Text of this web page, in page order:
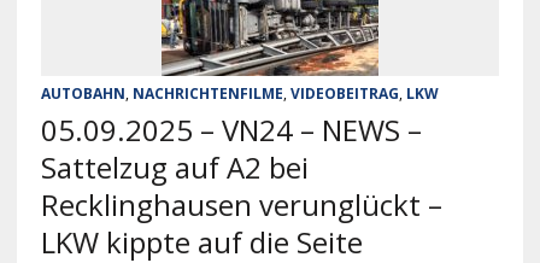
AUTOBAHN, NACHRICHTENFILME,VIDEOBEITRAG, LKW
05.09.2025 – VN24 – NEWS –
Sattelzug auf A2 bei
Recklinghausen verunglückt –
LKW kippte auf die Seite